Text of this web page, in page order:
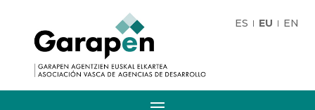
ES EU EN